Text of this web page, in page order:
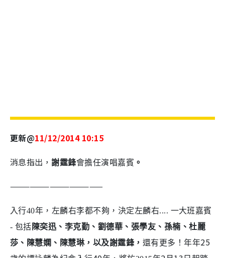
更新@11/12/2014 10:15
消息指出，謝霆鋒會擔任演唱嘉賓 。
——————————————
入行40年，左麟右李都不夠，決定左麟右.... 一大班嘉賓
- 包括 陳奕迅、李克勤、劉德華、張學友、孫楠、杜麗
莎、陳慧嫻、陳慧琳，以及謝霆鋒， 還有更多！年年25